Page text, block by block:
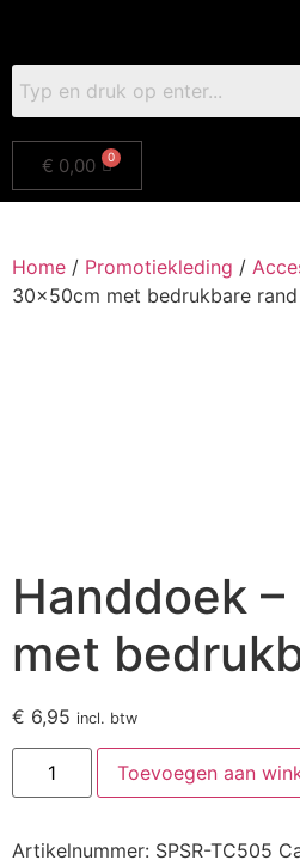
€ 0,00
Home / Promotiekleding /
30x50cm met bedrukbare rand
Handdoek
met
€ 6,95 incl. btw
Toevoegen aan
Artikelnummer: SPSR-TC505